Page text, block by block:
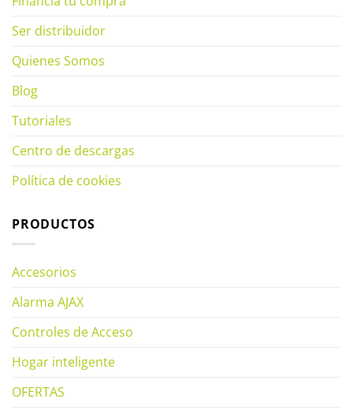
Ser distribuidor
Quienes Somos
Blog
Tutoriales
Centro de descargas
Política de cookies
PRODUCTOS
Accesorios
Alarma AJAX
Controles de Acceso
Hogar inteligente
OFERTAS